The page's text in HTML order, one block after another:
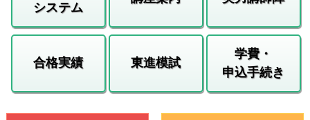
システム
合格実績 東進模試
学費・
申込手続き